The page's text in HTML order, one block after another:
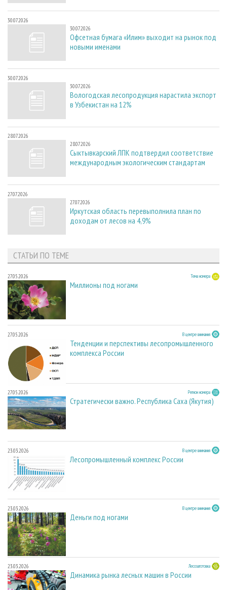
30.07.2026
30.07.2026
Офсетная бумага «Илим» выходит на рынок под
новыми именами
30.07.2026
30.07.2026
Вологодская лесопродукция нарастила экспорт
в Узбекистан на 12%
28.07.2026
28.07.2026
Сыктывкарский ЛПК подтвердил соответствие
международным экологическим стандартам
27.07.2026
27.07.2026
Иркутская область перевыполнила план по
доходам от лесов на 4,9%
СТАТЬИ ПО ТЕМЕ
27.05.2026 Тема номера
Миллионы под ногами
27.05.2026 В центре внимания
Тенденции и перспективы лесопромышленного
комплекса России
27.05.2026 Регион номера
Стратегически важно. Республика Саха (Якутия)
23.03.2026 В центре внимания
Лесопромышленный комплекс России
23.03.2026 В центре внимания
Деньги под ногами
23.03.2026 Лесозаготовка
Динамика рынка лесных машин в России